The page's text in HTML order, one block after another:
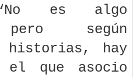
es algo
pero según
historias, hay
el que asocio